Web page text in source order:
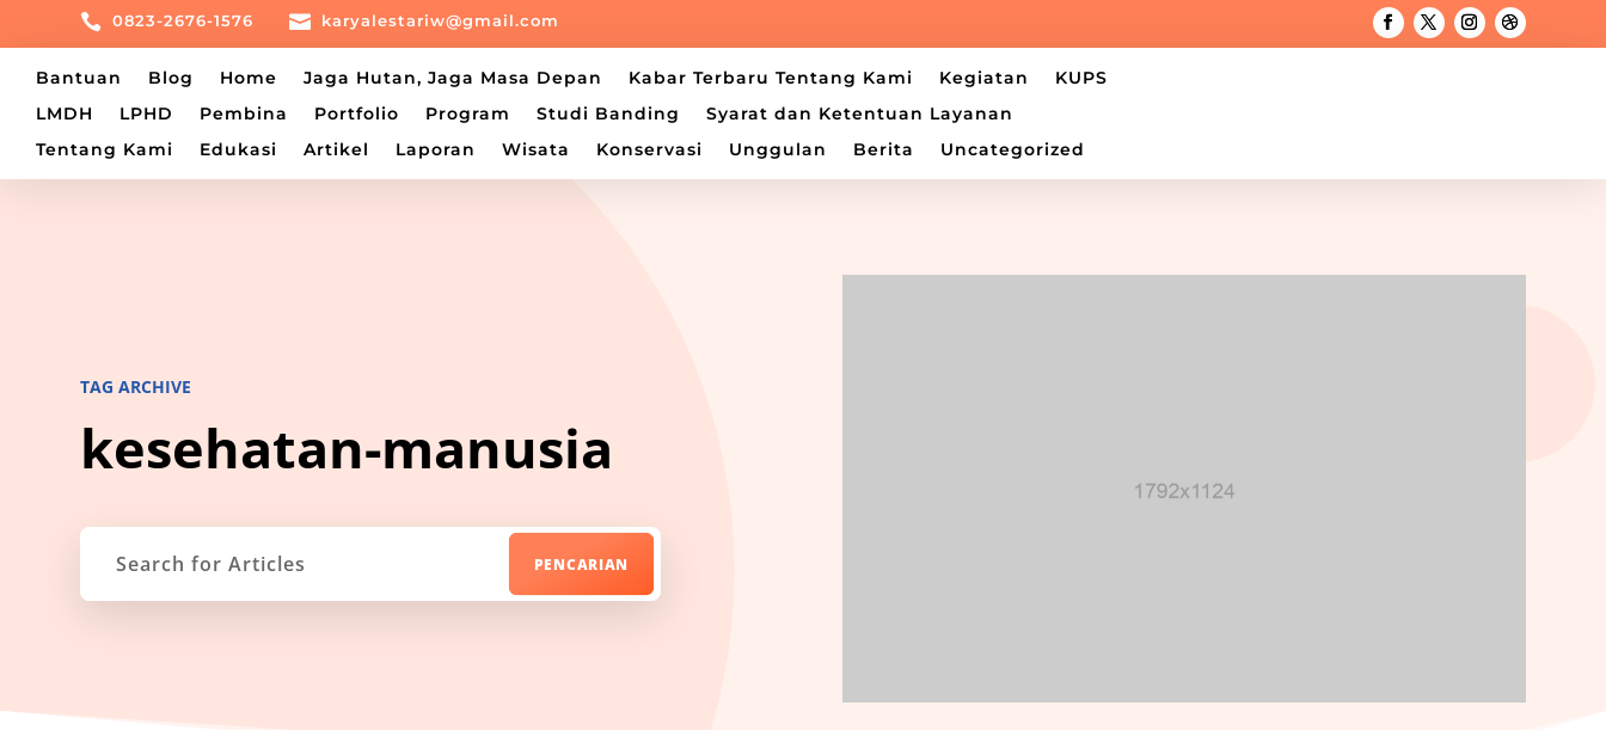
 0823-2676-1576  karyalestariw@gmail.com
Bantuan Blog Home Jaga Hutan, Jaga Masa Depan Kabar Terbaru Tentang Kami Kegiatan
KUPS
LMDH
LPHD Pembina Portfolio Program Studi Banding
Syarat dan Ketentuan Layanan
Tentang Kami
Edukasi Artikel Laporan Wisata Konservasi Unggulan Berita Uncategorized
TAG ARCHIVE
kesehatan-manusia